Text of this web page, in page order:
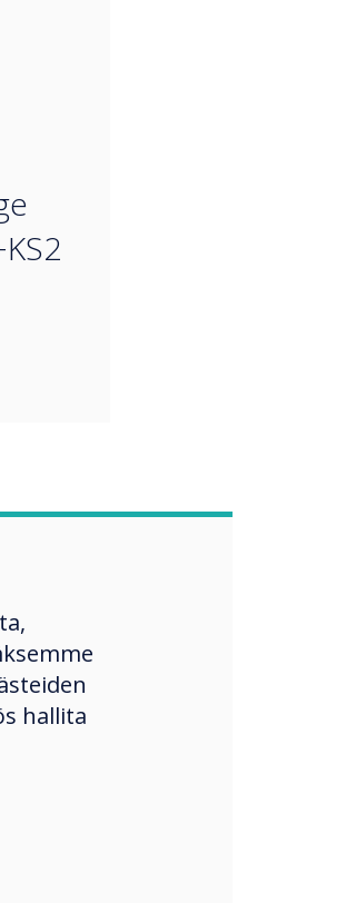
hallita